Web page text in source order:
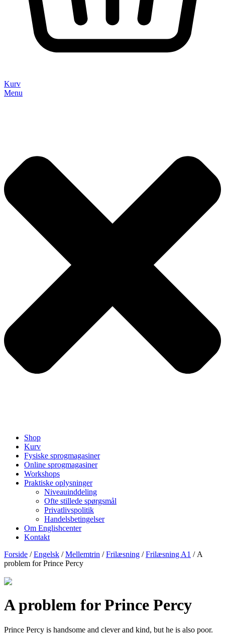
Kurv
Menu
Shop
Kurv
Fysiske sprogmagasiner
Online sprogmagasiner
Workshops
Praktiske oplysninger
Niveauinddeling
Ofte stillede spørgsmål
Privatlivspolitik
Handelsbetingelser
Om Englishcenter
Kontakt
Forside /Engelsk /Mellemtrin /Frilæsning /Frilæsning A1 / A
problem for Prince Percy
A problem for Prince Percy
Prince Percy is handsome and clever and kind, but he is also poor.